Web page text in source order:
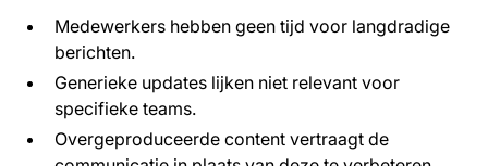
Medewerkers hebben geen tijd voor langdradige
berichten.
Generieke updates lijken niet relevant voor
specifieke teams.
Overgeproduceerde content vertraagt de